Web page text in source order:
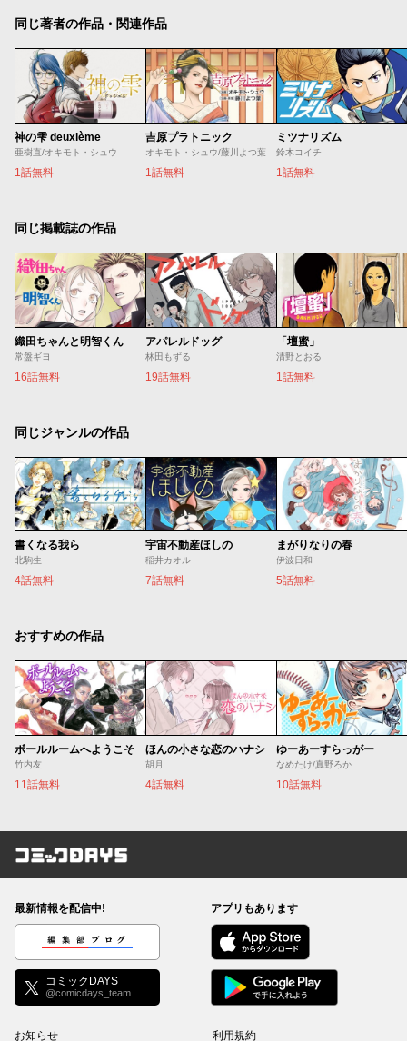
同じ著者の作品・関連作品
神の雫 deuxième
亜樹直/オキモト・シュウ
1話無料
吉原プラトニック
オキモト・シュウ/藤川よつ葉
1話無料
ミツナリズム
鈴木コイチ
1話無料
同じ掲載誌の作品
織田ちゃんと明智くん
常盤ギヨ
16話無料
アパレルドッグ
林田もずる
19話無料
「壇蜜」
清野とおる
1話無料
同じジャンルの作品
書くなる我ら
北駒生
4話無料
宇宙不動産ほしの
稲井カオル
7話無料
まがりなりの春
伊波日和
5話無料
おすすめの作品
ボールルームへようこそ
竹内友
11話無料
ほんの小さな恋のハナシ
胡月
4話無料
ゆーあーすらっがー
なめたけ/真野ろか
10話無料
コミックDAYS
最新情報を配信中!
編集部ブログ
コミックDAYS
@comicdays_team
アプリもあります
お知らせ 利用規約